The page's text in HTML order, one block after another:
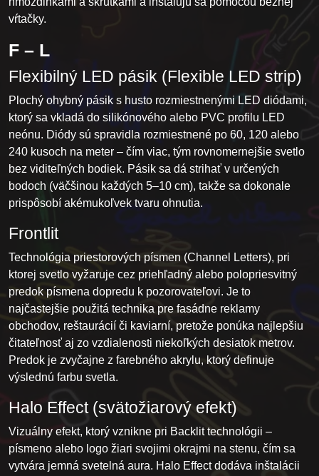
vŕtačky.
F – L
Flexibilný LED pásik (Flexible LED strip)
Plochý ohybný pásik s husto rozmiestnenými LED diódami,
ktorý sa vkladá do silikónového alebo PVC profilu LED
neónu. Diódy sú spravidla rozmiestnené po 60, 120 alebo
240 kusoch na meter – čím viac, tým rovnomernejšie svetlo
bez viditeľných bodiek. Pásik sa dá strihať v určených
bodoch (väčšinou každých 5–10 cm), takže sa dokonale
prispôsobí akémukoľvek tvaru ohnutia.
Frontlit
Technológia priestorových písmen (Channel Letters), pri
ktorej svetlo vyžaruje cez priehľadný alebo polopriesvitný
predok písmena dopredu k pozorovateľovi. Je to
najčastejšie použitá technika pre fasádne reklamy
obchodov, reštaurácií či kaviarní, pretože ponúka najlepšiu
čitateľnosť aj zo vzdialenosti niekoľkých desiatok metrov.
Predok je zvyčajne z farebného akrylu, ktorý definuje
výslednú farbu svetla.
Halo Effect (svätožiarový efekt)
Vizuálny efekt, ktorý vznikne pri Backlit technológii –
písmeno alebo logo žiari svojimi okrajmi na stenu, čím sa
vytvára jemná svetelná aura. Halo Effect dodáva inštalácii